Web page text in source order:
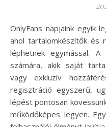
OnlyFans napjaink egyik legnépszerűbb online platformja,
ahol tartalomkészítők és
léphetnek egymással.
számára, akik saját
vagy exkluzív
regisztráció egyszerű,
lépést pontosan
működőképes legyen.